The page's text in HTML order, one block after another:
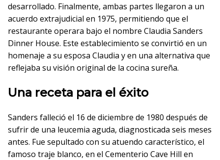
desarrollado. Finalmente, ambas partes llegaron a un
acuerdo extrajudicial en 1975, permitiendo que el
restaurante operara bajo el nombre Claudia Sanders
Dinner House. Este establecimiento se convirtió en un
homenaje a su esposa Claudia y en una alternativa que
reflejaba su visión original de la cocina sureña.
Una receta para el éxito
Sanders falleció el 16 de diciembre de 1980 después de
sufrir de una leucemia aguda, diagnosticada seis meses
antes. Fue sepultado con su atuendo característico, el
famoso traje blanco, en el Cementerio Cave Hill en